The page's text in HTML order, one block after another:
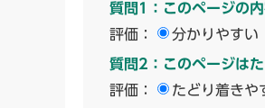
質問1：このページの
評価：
分かりやすい
質問2：このページは
評価：
たどり着きや